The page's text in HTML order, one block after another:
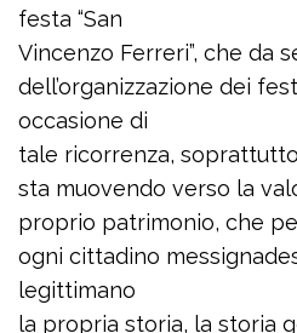
festa “San
Vincenzo Ferreri”, che da
dell’organizzazione dei
occasione di
tale ricorrenza,
sta muovendo verso la
proprio patrimonio, che
ogni cittadino
legittimano
la propria storia, la storia